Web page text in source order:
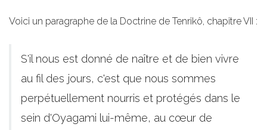
Voici un paragraphe de la Doctrine de Tenrikô, chapitre VII :
S'il nous est donné de naître et de bien vivre
au fil des jours, c'est que nous sommes
perpétuellement nourris et protégés dans le
sein d'Oyagami lui-même, au cœur de